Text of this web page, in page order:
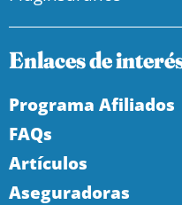
Enlaces de
Programa Afiliados
FAQs
Artículos
Aseguradoras